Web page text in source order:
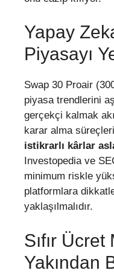
Yapay
Piyasayı
Swap 30 Proair
piyasa trendlerini
gerçekçi kalmak
karar alma
istikrarlı kârlar
Investopedia ve
minimum riskle
platformlara
yaklaşılmalıdır.
Sıfır
Yakından